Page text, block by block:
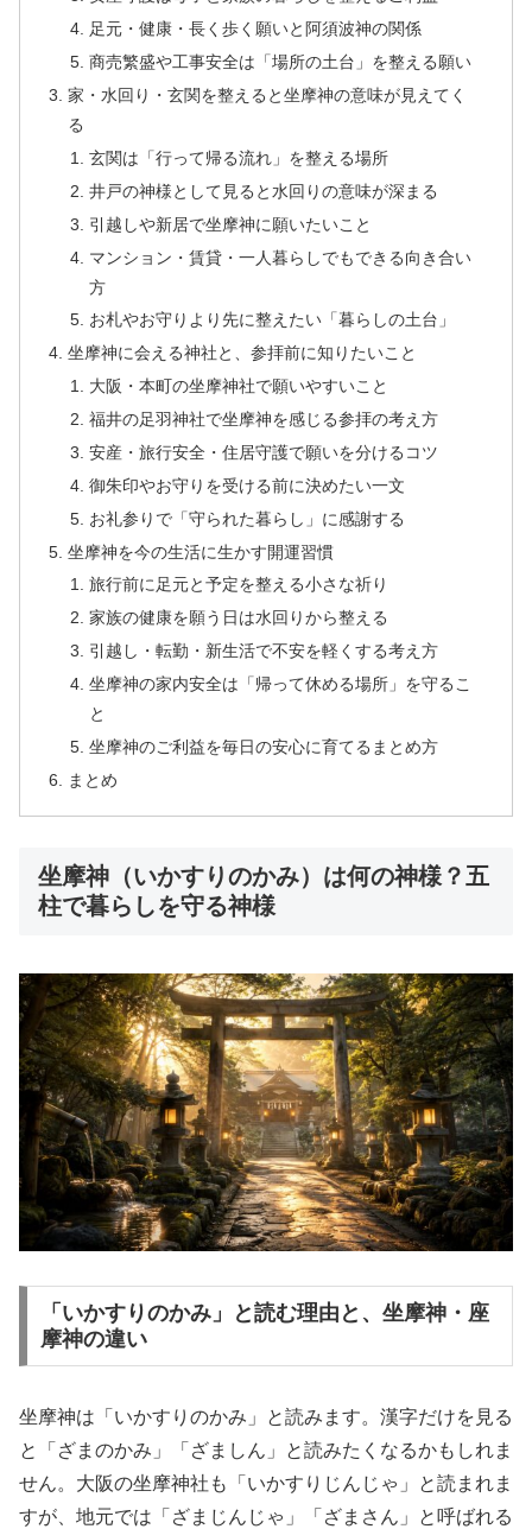
足元・健康・長く歩く願いと阿須波神の関係
商売繁盛や工事安全は「場所の土台」を整える願い
家・水回り・玄関を整えると坐摩神の意味が見えてく
る
玄関は「行って帰る流れ」を整える場所
井戸の神様として見ると水回りの意味が深まる
引越しや新居で坐摩神に願いたいこと
マンション・賃貸・一人暮らしでもできる向き合い
方
お札やお守りより先に整えたい「暮らしの土台」
坐摩神に会える神社と、参拝前に知りたいこと
大阪・本町の坐摩神社で願いやすいこと
福井の足羽神社で坐摩神を感じる参拝の考え方
安産・旅行安全・住居守護で願いを分けるコツ
御朱印やお守りを受ける前に決めたい一文
お礼参りで「守られた暮らし」に感謝する
坐摩神を今の生活に生かす開運習慣
旅行前に足元と予定を整える小さな祈り
家族の健康を願う日は水回りから整える
引越し・転勤・新生活で不安を軽くする考え方
坐摩神の家内安全は「帰って休める場所」を守るこ
と
坐摩神のご利益を毎日の安心に育てるまとめ方
まとめ
坐摩神（いかすりのかみ）は何の神様？五
柱で暮らしを守る神様
「いかすりのかみ」と読む理由と、坐摩神・座
摩神の違い
坐摩神は「いかすりのかみ」と読みます。漢字だけを見る
と「ざまのかみ」「ざましん」と読みたくなるかもしれま
せん。大阪の坐摩神社も「いかすりじんじゃ」と読まれま
すが、地元では「ざまじんじゃ」「ざまさん」と呼ばれる